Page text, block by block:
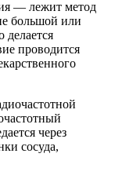
— лежит метод
большой или
проводится
через
сосуда,